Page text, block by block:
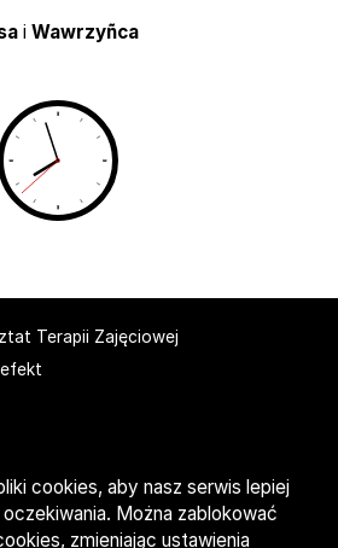
cookies, aby nasz serwis lepiej
oczekiwania. Można zablokować
zmieniając ustawienia
iWawrzyñca
Terapii Zajęciowej